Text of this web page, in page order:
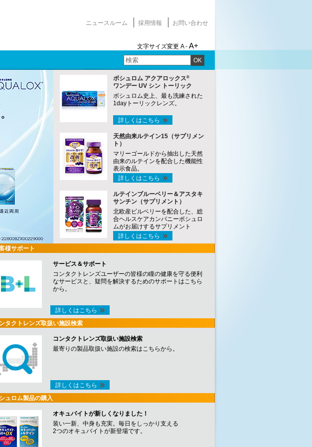
ニュースルーム 採用情報 お問い合わせ
文字サイズ変更 A - A+
OK
ボシュロム アクアロックス®
ワンデー UV シン トーリック
ボシュロム史上、最も洗練された
1dayトーリックレンズ。
詳しくはこちら
天然由来ルテイン15（サプリメン
ト）
マリーゴールドから抽出した天然
由来のルテインを配合した機能性
表示食品。
詳しくはこちら
ルテインブルーベリー＆アスタキ
サンチン（サプリメント）
北欧産ビルベリーを配合した、総
合ヘルスケアカンパニーボシュロ
ムがお届けするサプリメント
詳しくはこちら
様サポート
サービス＆サポート
コンタクトレンズユーザーの皆様の瞳の健康を守る便利
なサービスと、疑問を解決するためのサポートはこちら
から。
詳しくはこちら
タクトレンズ取扱い施設検索
コンタクトレンズ取扱い施設検索
最寄りの製品取扱い施設の検索はこちらから。
詳しくはこちら
ュロム製品の購入
オキュバイトが新しくなりました！
装い一新、中身も充実。毎日をしっかり支える
2つのオキュバイトが新登場です。